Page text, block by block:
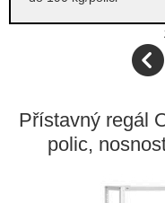
Přístavný regál
polic,